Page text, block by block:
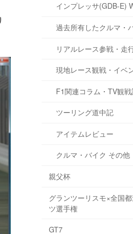
インプレッサ(GDB-E)
過去所有したクルマ・
リアルレース参戦・走
現地レース観戦・イベ
F1関連コラム・TV観
ツーリング道中記
アイテムレビュー
クルマ・バイク その他
親父杯
グランツーリスモ×全国
ツ選手権
GT7